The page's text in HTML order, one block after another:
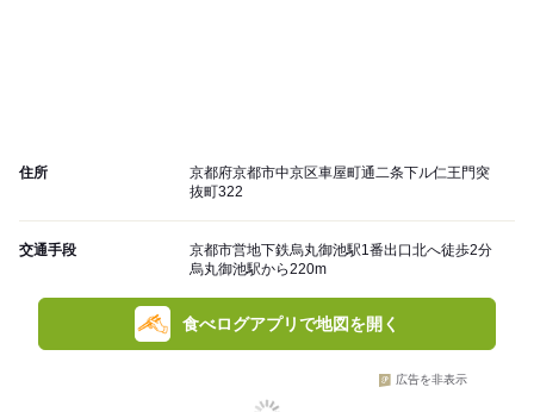
住所
京都府京都市中京区車屋町通二条下ル仁王門突
抜町322
交通手段
京都市営地下鉄烏丸御池駅1番出口北へ徒歩2分
烏丸御池駅から220m
食べログアプリで地図を開く
広告を非表示